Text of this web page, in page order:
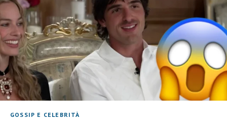
GOSSIP E CELEBRITÀ